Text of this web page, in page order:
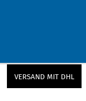
VERSAND MIT DHL